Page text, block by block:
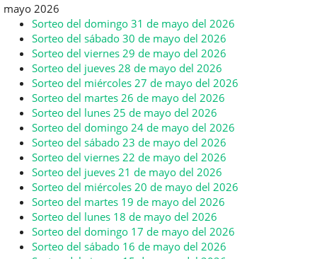
mayo 2026
Sorteo del domingo 31 de mayo del 2026
Sorteo del sábado 30 de mayo del 2026
Sorteo del viernes 29 de mayo del 2026
Sorteo del jueves 28 de mayo del 2026
Sorteo del miércoles 27 de mayo del 2026
Sorteo del martes 26 de mayo del 2026
Sorteo del lunes 25 de mayo del 2026
Sorteo del domingo 24 de mayo del 2026
Sorteo del sábado 23 de mayo del 2026
Sorteo del viernes 22 de mayo del 2026
Sorteo del jueves 21 de mayo del 2026
Sorteo del miércoles 20 de mayo del 2026
Sorteo del martes 19 de mayo del 2026
Sorteo del lunes 18 de mayo del 2026
Sorteo del domingo 17 de mayo del 2026
Sorteo del sábado 16 de mayo del 2026